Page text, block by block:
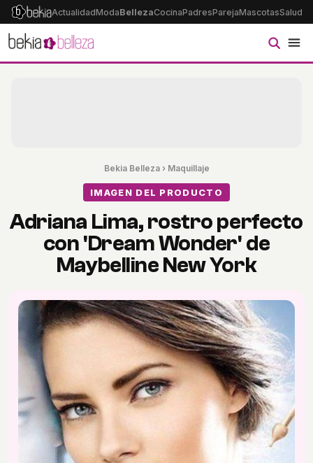
ActualidadModaBellezaCocinaPadresParejaMascotasSalud
Bekia Belleza› Maquillaje
IMAGEN DEL PRODUCTO
Adriana Lima, rostro perfecto
con 'Dream Wonder' de
Maybelline New York